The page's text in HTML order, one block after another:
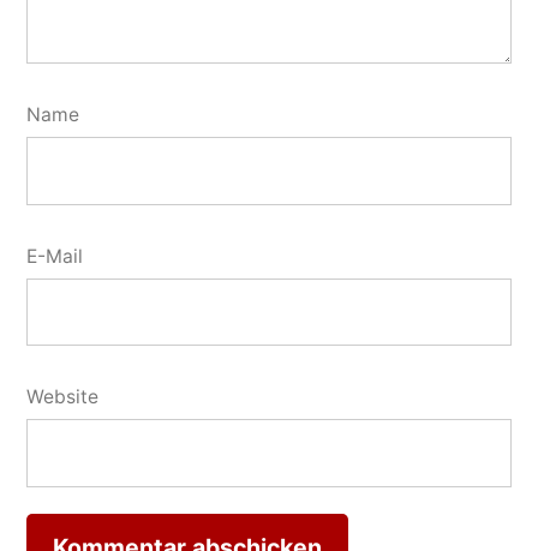
Name
E-Mail
Website